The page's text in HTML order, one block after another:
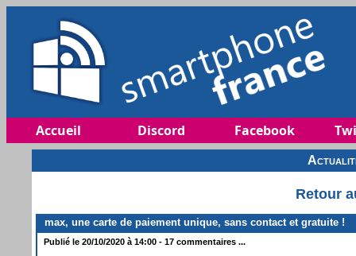
Accueil Discord Facebook
Retour
max, une carte de paiement unique, sans contact et gratuite !
Publié le 20/10/2020 à 14:00 - 17 commentaires ...